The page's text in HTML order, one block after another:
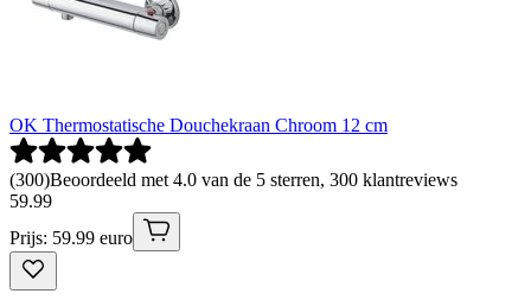
OK Thermostatische Douchekraan Chroom 12 cm
(300)Beoordeeld met 4.0 van de 5 sterren, 300 klantreviews
59.99
Prijs: 59.99 euro